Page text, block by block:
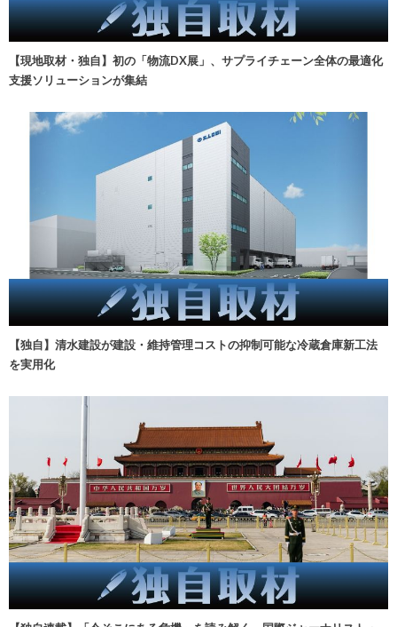
【現地取材・独自】初の「物流DX展」、サプライチェーン全体の最適化
支援ソリューションが集結
【独自】清水建設が建設・維持管理コストの抑制可能な冷蔵倉庫新工法
を実用化